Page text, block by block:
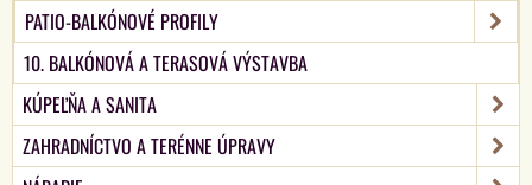
PATIO-BALKÓNOVÉ PROFILY
10. BALKÓNOVÁ A TERASOVÁ VÝSTAVBA
KÚPEĽŇA A SANITA
ZAHRADNÍCTVO A TERÉNNE ÚPRAVY